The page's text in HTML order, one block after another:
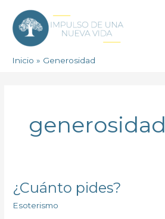
contenido
Inicio Generosidad
generosidad
¿Cuánto pides?
Esoterismo
¿Cuánto
pides?